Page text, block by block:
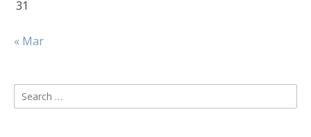
31
« Mar
Search
for: